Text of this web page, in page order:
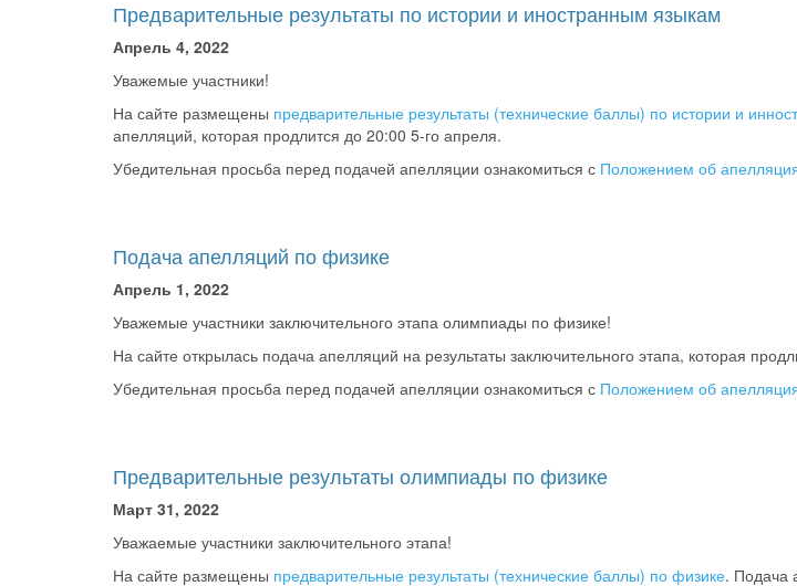
Предварительные результаты по истории и иностранным языкам
Апрель 4, 2022
Уважемые участники!
На сайте размещены предварительные результаты (технические баллы) по истории и
апелляций, которая продлится до 20:00 5-го апреля.
Убедительная просьба перед подачей апелляции ознакомиться с Положением об
Подача апелляций по физике
Апрель 1, 2022
Уважемые участники заключительного этапа олимпиады по физике!
На сайте открылась подача апелляций на результаты заключительного этапа, которая
Убедительная просьба перед подачей апелляции ознакомиться с Положением об
Предварительные результаты олимпиады по физике
Март 31, 2022
Уважаемые участники заключительного этапа!
На сайте размещены предварительные результаты (технические баллы) по физике. Подача